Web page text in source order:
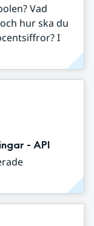
Vad
hur ska du
I
- API